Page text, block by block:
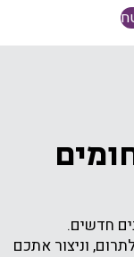
חדשים.
וניצור אתכם